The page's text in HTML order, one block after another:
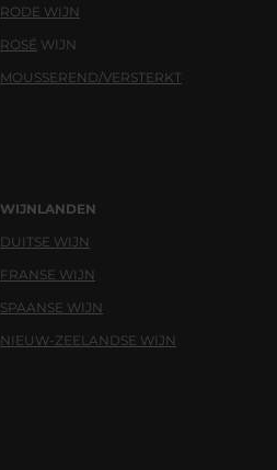
RODE WIJN
ROSÉ WIJN
MOUSSEREND/VERSTERKT
WIJNLANDEN
DUITSE WIJN
FRANSE WIJN
SPAANSE WIJN
NIEUW-ZEELANDSE WIJN